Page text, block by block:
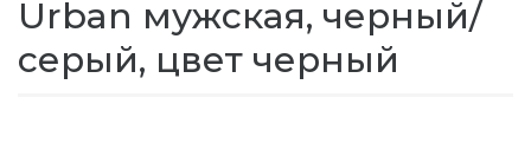
Urban мужская, черный/
серый, цвет черный